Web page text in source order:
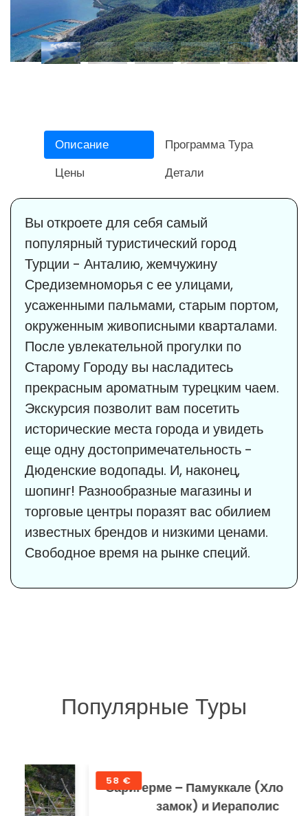
Описание
Программа Тура
Цены
Детали
Вы откроете для себя самый
популярный туристический город
Турции - Анталию, жемчужину
Средиземноморья с ее улицами,
усаженными пальмами, старым портом,
окруженным живописными кварталами.
После увлекательной прогулки по
Старому Городу вы насладитесь
прекрасным ароматным турецким чаем.
Экскурсия позволит вам посетить
исторические места города и увидеть
еще одну достопримечательность -
Дюденские водопады. И, наконец,
шопинг! Разнообразные магазины и
торговые центры поразят вас обилием
известных брендов и низкими ценами.
Свободное время на рынке специй.
Популярные Туры
58 €